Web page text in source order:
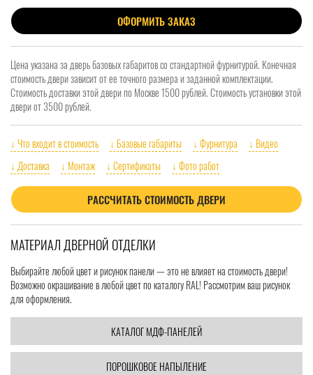
ОФОРМИТЬ ЗАКАЗ
Цена указана за дверь базовых габаритов со стандартной фурнитурой. Конечная
стоимость двери зависит от ее точного размера и заданной комплектации.
Стоимость доставки этой двери по Москве 1500 рублей. Стоимость установки этой
двери от 3500 рублей.
↓ Что входит в стоимость ↓ Базовые габариты ↓ Фурнитура
↓ Видео
↓ Доставка
↓ Монтаж ↓ Сертификаты ↓ Фото работ
РАССЧИТАТЬ СТОИМОСТЬ ДВЕРИ
МАТЕРИАЛ ДВЕРНОЙ ОТДЕЛКИ
Выбирайте любой цвет и рисунок панели — это не влияет на стоимость двери!
Возможно окрашивание в любой цвет по каталогу RAL! Рассмотрим ваш рисунок
для оформления.
КАТАЛОГ МДФ-ПАНЕЛЕЙ
ПОРОШКОВОЕ НАПЫЛЕНИЕ